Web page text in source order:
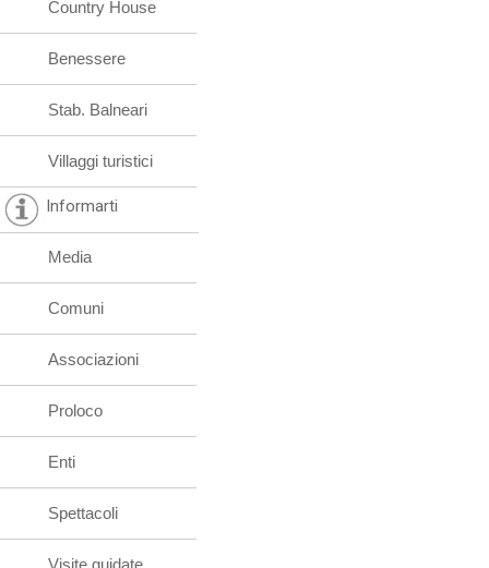
Country House
Benessere
Stab. Balneari
Villaggi turistici
Informarti
Media
Comuni
Associazioni
Proloco
Enti
Spettacoli
Visite guidate